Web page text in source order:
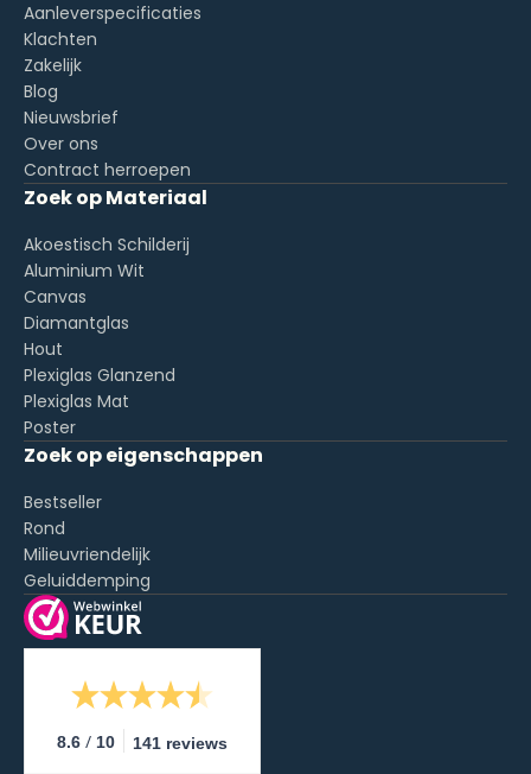
Aanleverspecificaties
Klachten
Zakelijk
Blog
Nieuwsbrief
Over ons
Contract herroepen
Zoek op Materiaal
Akoestisch Schilderij
Aluminium Wit
Canvas
Diamantglas
Hout
Plexiglas Glanzend
Plexiglas Mat
Poster
Zoek op eigenschappen
Bestseller
Rond
Milieuvriendelijk
Geluiddemping
8.6 / 10 141 reviews